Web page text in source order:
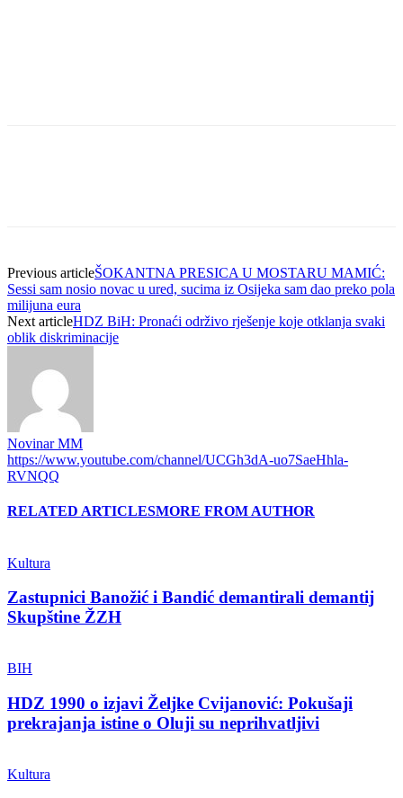
Previous articleŠOKANTNA PRESICA U MOSTARU MAMIĆ:
Sessi sam nosio novac u ured, sucima iz Osijeka sam dao preko pola
milijuna eura
Next articleHDZ BiH: Pronaći održivo rješenje koje otklanja svaki
oblik diskriminacije
Novinar MM
https://www.youtube.com/channel/UCGh3dA-uo7SaeHhla-
RVNQQ
RELATED ARTICLESMORE FROM AUTHOR
Kultura
Zastupnici Banožić i Bandić demantirali demantij
Skupštine ŽZH
BIH
HDZ 1990 o izjavi Željke Cvijanović: Pokušaji
prekrajanja istine o Oluji su neprihvatljivi
Kultura